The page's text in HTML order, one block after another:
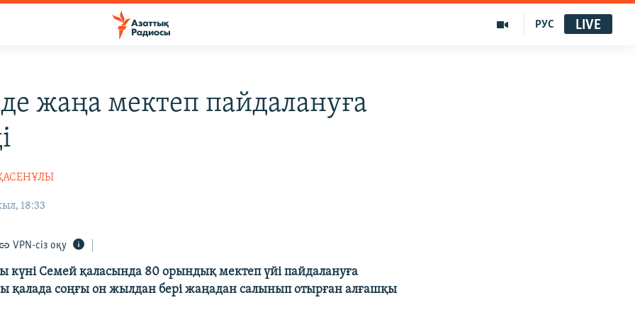
РУС LIVE
жаңа мектеп пайдалануға
18:33
VPN-сіз оқу
күні Семей қаласында 80 орындық мектеп үйі пайдалануға
қалада соңғы он жылдан бері жаңадан салынып отырған алғашқы